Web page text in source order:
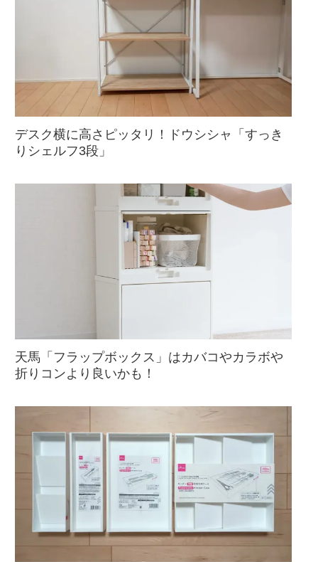
デスク横に高さピッタリ！ドウシシャ「すっき
りシェルフ3段」
天馬「フラップボックス」はカバコやカラボや
折りコンより良いかも！